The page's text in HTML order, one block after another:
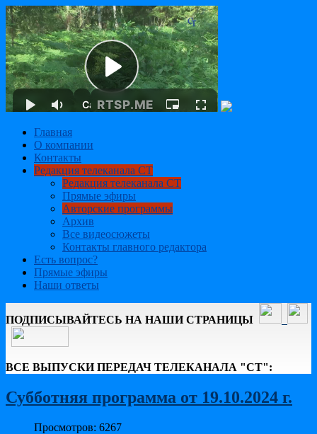
Главная
О компании
Контакты
Редакция телеканала СТ
Редакция телеканала СТ
Прямые эфиры
Авторские программы
Архив
Все видеосюжеты
Контакты главного редактора
Есть вопрос?
Прямые эфиры
Наши ответы
ПОДПИСЫВАЙТЕСЬ НА НАШИ СТРАНИЦЫ
ВСЕ ВЫПУСКИ ПЕРЕДАЧ ТЕЛЕКАНАЛА "СТ":
Субботняя программа от 19.10.2024 г.
Просмотров: 6267